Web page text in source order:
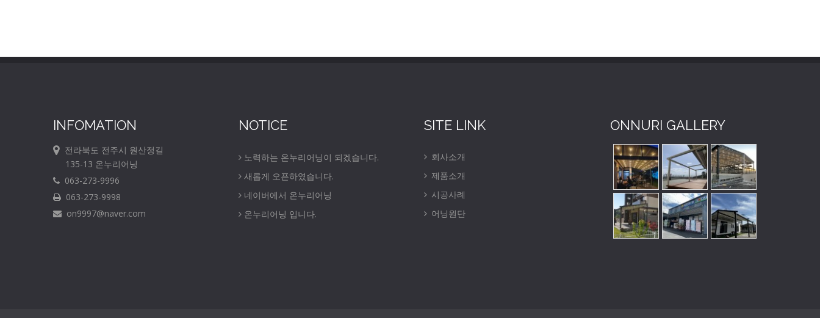
INFOMATION
전라북도 전주시 원산정길
135-13 온누리어닝
063-273-9996
063-273-9998
on9997@naver.com
NOTICE
노력하는 온누리어닝이 되겠습니다.
새롭게 오픈하였습니다.
네이버에서 온누리어닝
온누리어닝 입니다.
SITE LINK
회사소개
제품소개
시공사례
어닝원단
ONNURI GALLERY